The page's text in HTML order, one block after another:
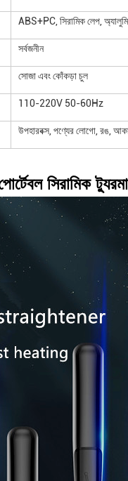
ABS+PC, সিরামিক লেপ,
সর্বজনীন
সোজা এবং কোঁকড়া চুল
110-220V 50-60Hz
উপহারবক্স, পণ্যের লোগো, রঙ,
সিরামিক